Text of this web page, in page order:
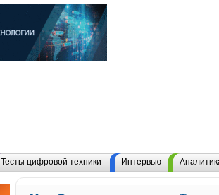
Тесты цифровой техники Интервью